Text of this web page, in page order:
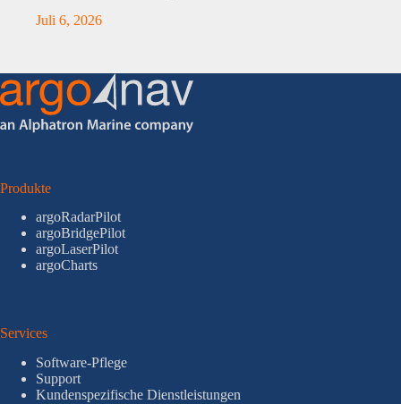
Juli 6, 2026
Produkte
argoRadarPilot
argoBridgePilot
argoLaserPilot
argoCharts
Services
Software-Pflege
Support
Kundenspezifische Dienstleistungen